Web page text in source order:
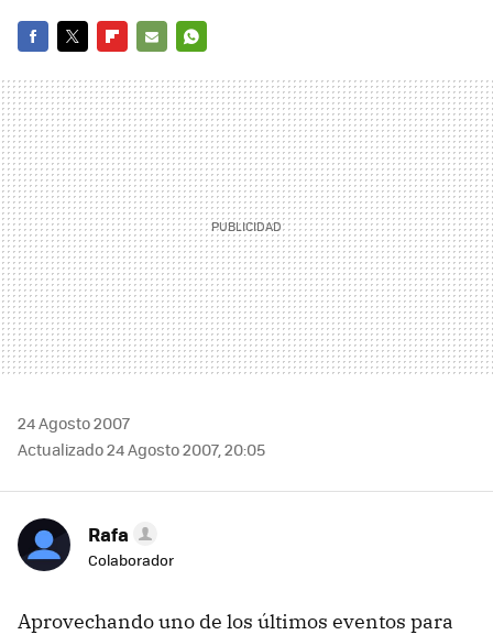
MAIL
24 Agosto 2007
Actualizado 24 Agosto 2007, 20:05
Rafa
Colaborador
Aprovechando uno de los últimos eventos para